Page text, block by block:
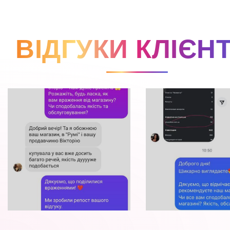
ВІДГУКИ